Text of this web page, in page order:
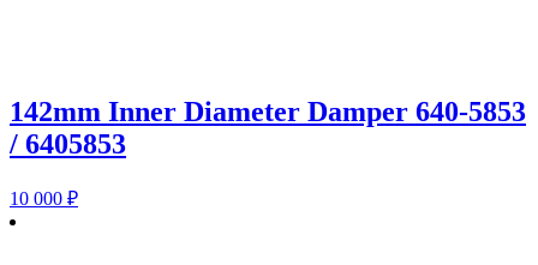
142mm Inner Diameter Damper 640-5853
/ 6405853
10 000 ₽